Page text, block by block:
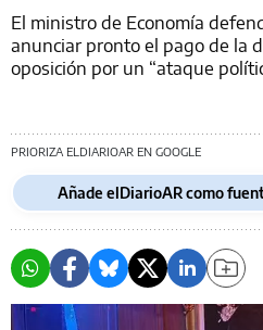
El ministro de Economía
anunciar pronto el pago de la
oposición por un “ataque
PRIORIZA ELDIARIOAR EN GOOGLE
Añade elDiarioAR como